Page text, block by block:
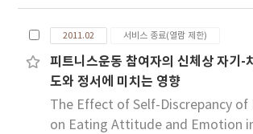
용적으로 사용할 수 있다는 것을 의미한
등학교 무용전공 여학생들을 표집 하여
실패내성의 차이를 다변량 분산분석
활용하여 검증하였으며, 실패내성과 내
계는 정준상관분석을 통해 알아보았다.
교급별 과제난이도 선호요인은 중학생
이 선호하고 실패내성이 더 낮은 것으
났으며, 과제난이도 선호 요인은 학년 간
2011.02 서비스 종료(열람 제한)
피트니스운동 참여자의 신체상 자기-
도와 정서에 미치는 영향
The Effect of Self-Discrepancy of
on Eating Attitude and Emotion